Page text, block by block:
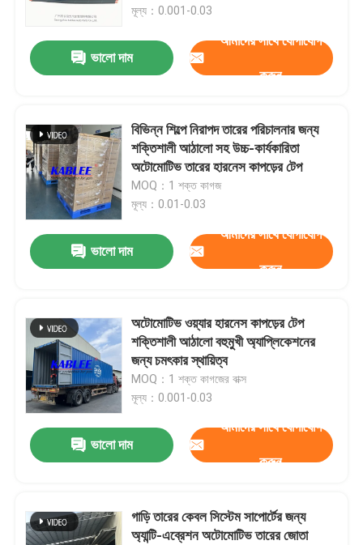
পণ্য
মূল্য：0.001-0.03
ভালো দাম
আমাদের সাথে যোগাযোগ
করুন
বিভিন্ন শিল্পে নিরাপদ তারের পরিচালনার জন্য
শক্তিশালী আঠালো সহ উচ্চ-কার্যকারিতা
অটোমোটিভ তারের হারনেস কাপড়ের টেপ
MOQ：1 শক্ত কাগজ
মূল্য：0.01-0.03
ভালো দাম
আমাদের সাথে যোগাযোগ
করুন
অটোমোটিভ ওয়্যার হারনেস কাপড়ের টেপ
শক্তিশালী আঠালো বহুমুখী অ্যাপ্লিকেশনের
জন্য চমৎকার স্থায়িত্ব
MOQ：1 শক্ত কাগজের বাক্স
মূল্য：0.001-0.03
ভালো দাম
আমাদের সাথে যোগাযোগ
করুন
গাড়ি তারের কেবল সিস্টেম সাপোর্টের জন্য
অ্যান্টি-এব্রেশন অটোমোটিভ তারের জোতা